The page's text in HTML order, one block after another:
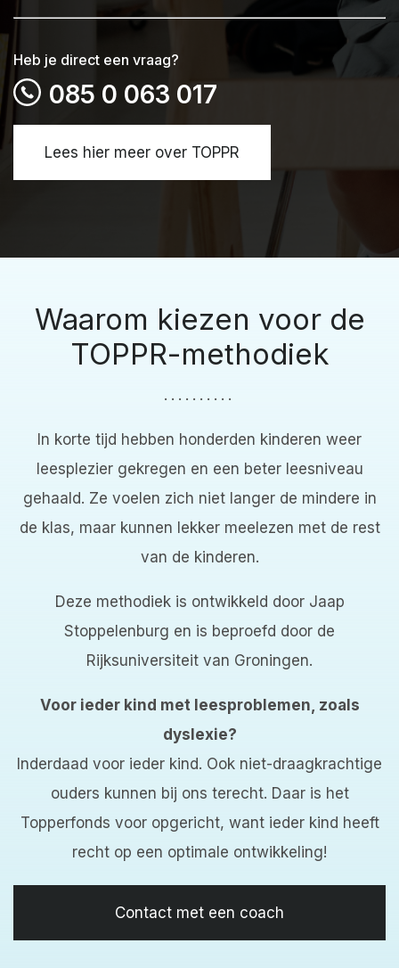
Heb je direct een vraag?
085 0 063 017
Lees hier meer over TOPPR
Waarom kiezen voor de
TOPPR-methodiek
..........
In korte tijd hebben honderden kinderen weer
leesplezier gekregen en een beter leesniveau
gehaald. Ze voelen zich niet langer de mindere in
de klas, maar kunnen lekker meelezen met de rest
van de kinderen.
Deze methodiek is ontwikkeld door Jaap
Stoppelenburg en is beproefd door de
Rijksuniversiteit van Groningen.
Voor ieder kind met leesproblemen, zoals
dyslexie?
Inderdaad voor ieder kind. Ook niet-draagkrachtige
ouders kunnen bij ons terecht. Daar is het
Topperfonds voor opgericht, want ieder kind heeft
recht op een optimale ontwikkeling!
Contact met een coach